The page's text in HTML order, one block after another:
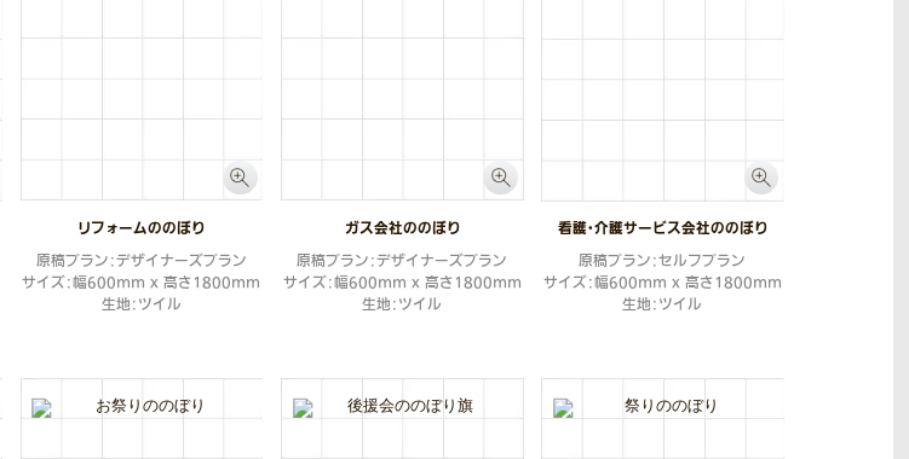
リフォームののぼり
原稿プラン：デザイナーズプラン
サイズ：幅600mm x 高さ1800mm
生地：ツイル
ガス会社ののぼり
原稿プラン：デザイナーズプラン
サイズ：幅600mm x 高さ1800mm
生地：ツイル
看護・介護サービス会社ののぼり
原稿プラン：セルフプラン
サイズ：幅600mm x 高さ1800mm
生地：ツイル